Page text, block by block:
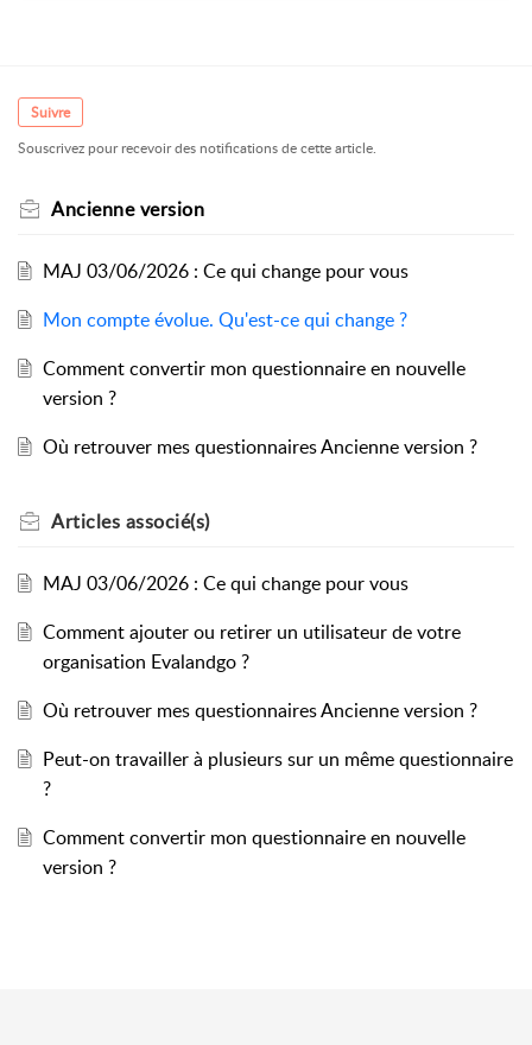
Suivre
Souscrivez pour recevoir des notifications de cette article.
Ancienne version
MAJ 03/06/2026 : Ce qui change pour vous
Mon compte évolue. Qu'est-ce qui change ?
Comment convertir mon questionnaire en nouvelle
version ?
Où retrouver mes questionnaires Ancienne version ?
Articles associé(s)
MAJ 03/06/2026 : Ce qui change pour vous
Comment ajouter ou retirer un utilisateur de votre
organisation Evalandgo ?
Où retrouver mes questionnaires Ancienne version ?
Peut-on travailler à plusieurs sur un même questionnaire
?
Comment convertir mon questionnaire en nouvelle
version ?